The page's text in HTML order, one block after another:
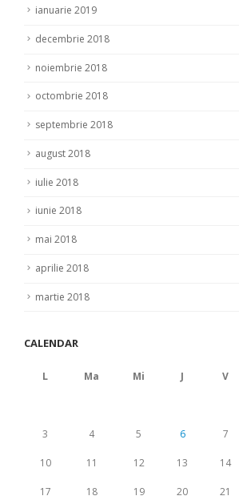
ianuarie 2019
decembrie 2018
noiembrie 2018
octombrie 2018
septembrie 2018
august 2018
iulie 2018
iunie 2018
mai 2018
aprilie 2018
martie 2018
CALENDAR
L Ma Mi J V
3 4 5 6 7
10 11 12 13 14
17 18 19 20 21